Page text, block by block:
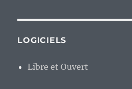
LOGICIELS
Libre et Ouvert